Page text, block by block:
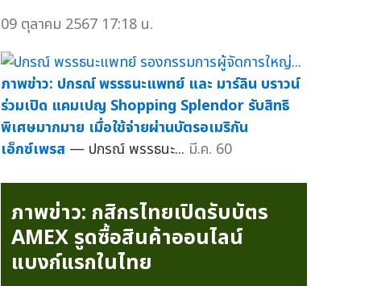
09 ตุลาคม 2567 17:18 น.
ภาพข่าว: ปกรณ์ พรรธนะแพทย์ และ มาร์ลิน บราวน์
ร่วมเปิด แคมเปญ Shopping Splendor รับสิทธิ
พิเศษมากมาย เมื่อใช้จ่ายผ่านบัตรอเมริกัน
เอ็กซ์เพรส — ปกรณ์ พรรธนะ... มี.ค. 60
ภาพข่าว: กสิกรไทยเปิดรับบัตร
AMEX รูดซื้อสินค้าออนไลน์
แบงก์แรกในไทย